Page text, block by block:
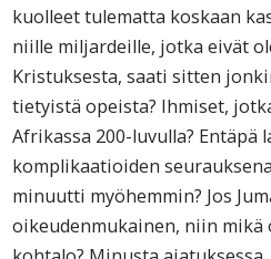
kuolleet tulematta koskaan
niille miljardeille, jotka eivät
Kristuksesta, saati sitten
tietyistä opeista? Ihmiset,
Afrikassa 200-luvulla? Entäpä
komplikaatioiden
minuutti myöhemmin? Jos
oikeudenmukainen, niin mikä